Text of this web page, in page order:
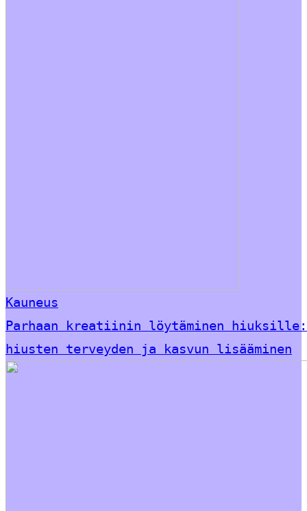
Kauneus
Parhaan kreatiinin löytäminen hiuksille:
hiusten terveyden ja kasvun lisääminen